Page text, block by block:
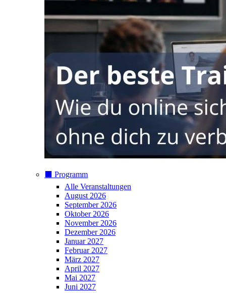
⬛️ Programm
Alle Veranstaltungen
August 2026
September 2026
Oktober 2026
November 2026
Dezember 2026
Januar 2027
Februar 2027
März 2027
April 2027
Mai 2027
Juni 2027